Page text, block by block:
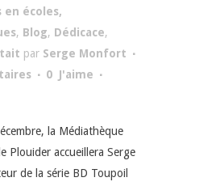
en écoles,
, Blog, Dédicace,
par Serge Monfort
0 J'aime
la Médiathèque
Plouider accueillera Serge
de la série BD Toupoil